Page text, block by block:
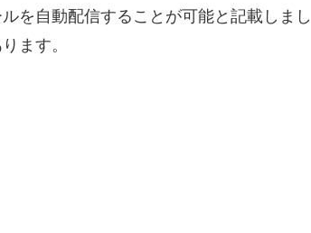
を自動配信することが可能と記載しまし
ます。